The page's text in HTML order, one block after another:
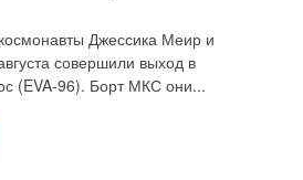
Джессика Меир и
совершили выход в
(EVA-96). Борт МКС они...